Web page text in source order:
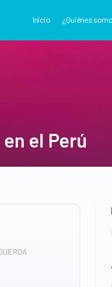
Inicio ¿Quiénes
el Perú